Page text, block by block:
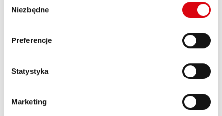
zgody
Niezbędne
Preferencje
Statystyka
Marketing
Running Bull AGM